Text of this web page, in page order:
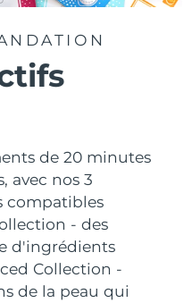
de 20 minutes
avec nos 3
compatibles
- des
d'ingrédients
Collection -
de la peau qui